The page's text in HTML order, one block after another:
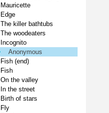
Mauricette
Edge
The killer bathtubs
The woodeaters
Incognito
Anonymous
Fish (end)
Fish
On the valley
In the street
Birth of stars
Fly